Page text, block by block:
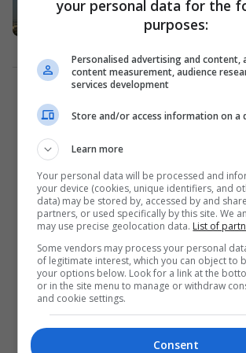
kishte planifikuar,
varur në litar për disa
your personal data for the
purposes:
Personalised advertising and content,
content measurement, audience
services development
Store and/or access information on a
Learn more
Your personal data will be processed and
your device (cookies, unique identifiers, and
data) may be stored by, accessed by and
partners, or used specifically by this site. We
may use precise geolocation data. List of
Some vendors may process your personal
of legitimate interest, which you can object to
your options below. Look for a link at the
or in the site menu to manage or withdraw
and cookie settings.
Consent